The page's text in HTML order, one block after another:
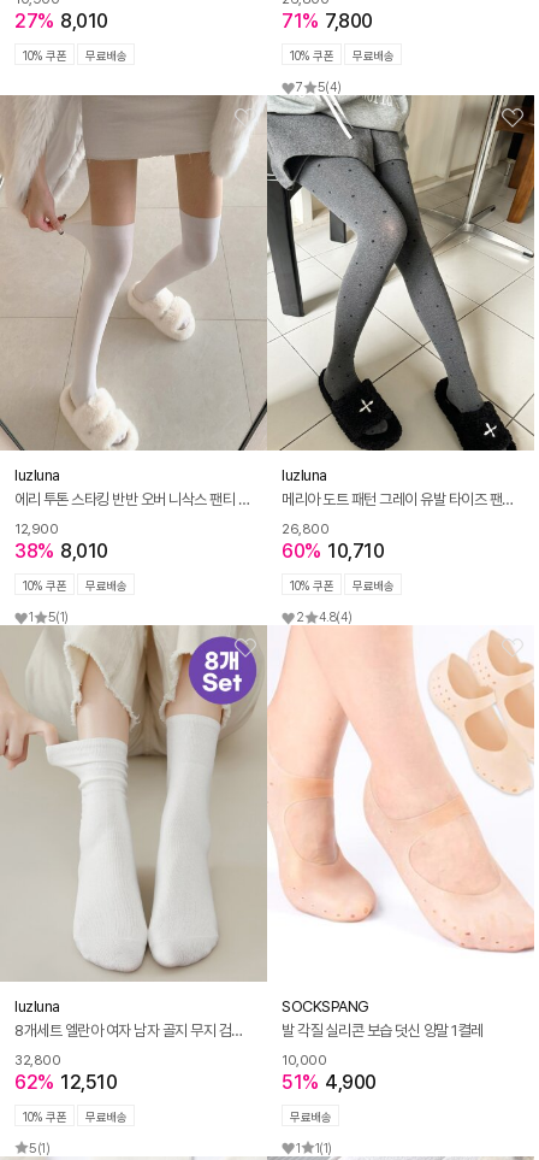
27% 8,010
10% 쿠폰 무료배송
71% 7,800
10% 쿠폰 무료배송
7 5(4)
luzluna
에리 투톤 스타킹 반반 오버 니삭스 팬티 스타킹
12,900
38% 8,010
10% 쿠폰 무료배송
1 5(1)
luzluna
메리아 도트 패턴 그레이 유발 타이즈 팬티 스타킹 R279
26,800
60% 10,710
10% 쿠폰 무료배송
2 4.8(4)
luzluna
8개세트 엘란아 여자 남자 골지 무지 검정 흰 중목 양말 R293
32,800
62% 12,510
10% 쿠폰 무료배송
5(1)
SOCKSPANG
발 각질 실리콘 보습 덧신 양말 1켤레
10,000
51% 4,900
무료배송
1 1(1)